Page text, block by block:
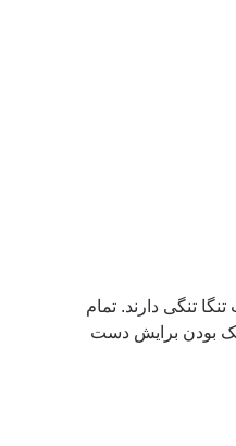
تنگی دارند. تمام
بودن برایش دست